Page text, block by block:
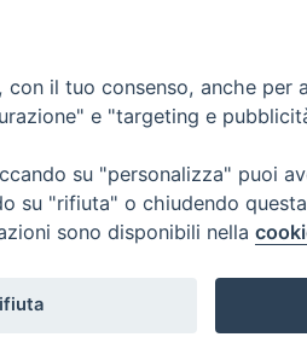
il tuo consenso, anche per
e "targeting e
su "personalizza" puoi
su "rifiuta" o chiudendo
sono disponibili nella